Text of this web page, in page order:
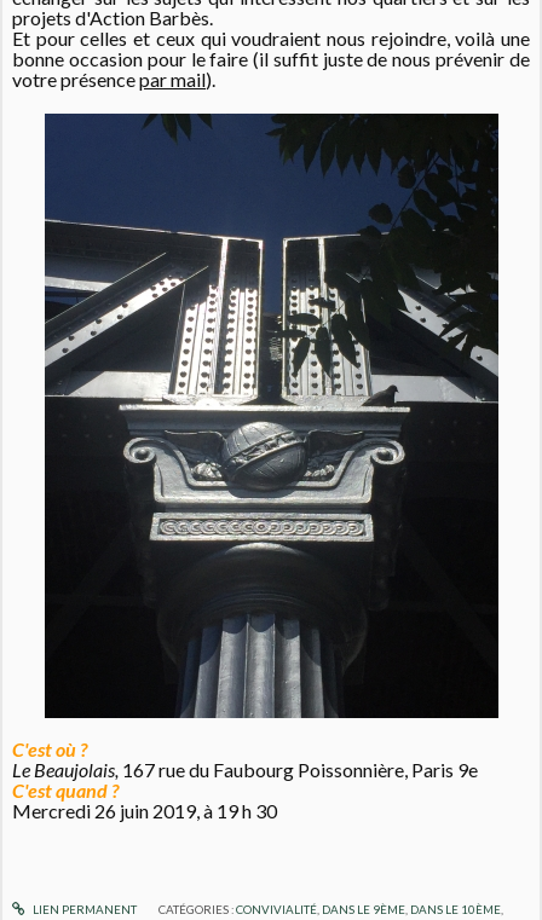
projets d'Action Barbès.
Et pour celles et ceux qui voudraient nous rejoindre, voilà une
bonne occasion pour le faire (il suffit juste de nous prévenir de
votre présencepar mail).
C'est où ?
Le Beaujolais, 167 rue du Faubourg Poissonnière, Paris 9e
C'est quand ?
Mercredi 26 juin 2019, à 19 h 30
LIEN PERMANENT CATÉGORIES :CONVIVIALITÉ, DANS LE 9ÈME, DANS LE 10ÈME,